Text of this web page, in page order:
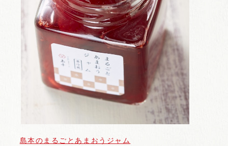
島本のまるごとあまおうジャム